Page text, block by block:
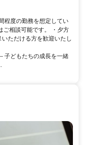
程度の勤務を想定してい
ご相談可能です。 ・夕方
ただける方を歓迎いたし
子どもたちの成長を一緒